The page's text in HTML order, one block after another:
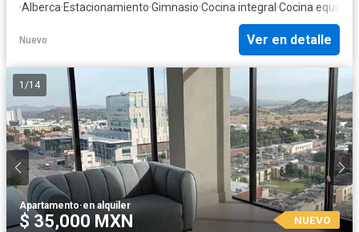
·Alberca·Estacionamiento·Gimnasio·Cocina integral ·Cocina
Nuevo Ver en detalle
1 /14
Apartamento·en alquiler
$ 35,000 MXN NUEVO